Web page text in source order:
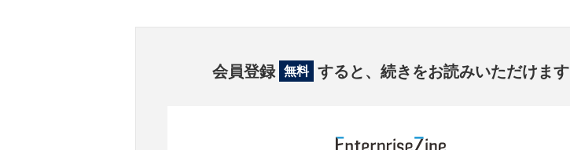
会員登録 無料 すると、続きをお読みいただけます